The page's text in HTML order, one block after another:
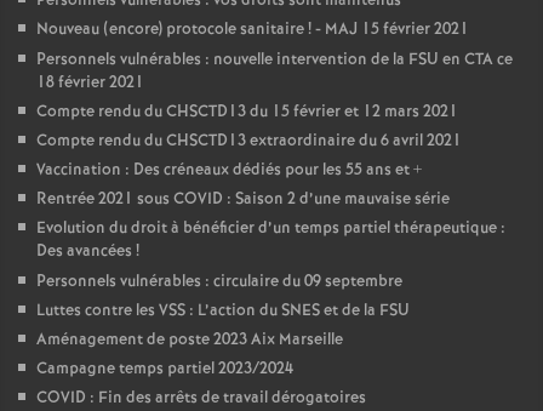
Nouveau (encore) protocole sanitaire! - MAJ 15 février 2021
Personnels vulnérables : nouvelle intervention de la FSU en CTA ce
18 février 2021
Compte rendu du CHSCTD13 du 15 février et 12 mars 2021
Compte rendu du CHSCTD13 extraordinaire du 6 avril 2021
Vaccination : Des créneaux dédiés pour les 55 ans et +
Rentrée 2021 sous COVID : Saison 2 d’une mauvaise série
Evolution du droit à bénéficier d’un temps partiel thérapeutique :
Des avancées !
Personnels vulnérables : circulaire du 09 septembre
Luttes contre les VSS : L’action du SNES et de la FSU
Aménagement de poste 2023 Aix Marseille
Campagne temps partiel 2023/2024
COVID : Fin des arrêts de travail dérogatoires